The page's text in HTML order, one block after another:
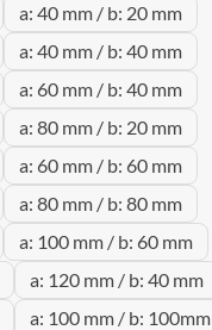
a: 40 mm / b: 20 mm
a: 40 mm / b: 40 mm
a: 60 mm / b: 40 mm
a: 80 mm / b: 20 mm
a: 60 mm / b: 60 mm
a: 80 mm / b: 80 mm
a: 100 mm / b: 60 mm
a: 120 mm / b: 40 mm
a: 100 mm / b: 100mm